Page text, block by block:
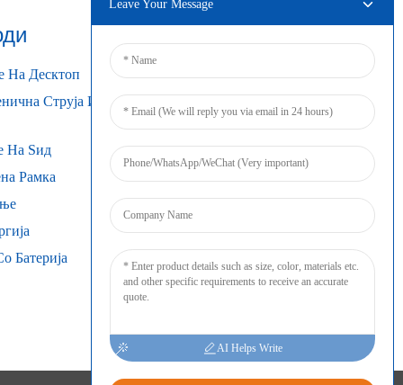
На Десктоп
Струја И
На Ѕид
Рамка
Батерија
Leave Your Message
AI Helps Write